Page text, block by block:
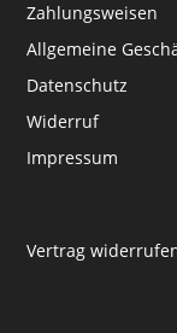
Zahlungsweisen
Allgemeine
Datenschutz
Widerruf
Impressum
Vertrag